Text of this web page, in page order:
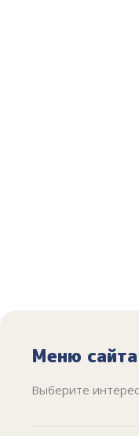
Меню сайта
Выберите